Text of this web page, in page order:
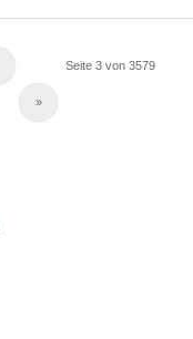
Seite 3 von 3579
»